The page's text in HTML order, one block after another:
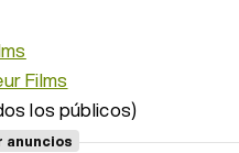
Films
los públicos)
anuncios